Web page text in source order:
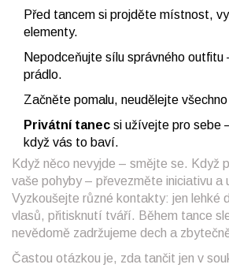
Před tancem si projděte místnost,
elementy.
Nepodceňujte sílu správného outfitu
prádlo.
Začněte pomalu, neudělejte
Privátní tanec si užívejte pro sebe
když vás to baví.
Když něco nevyjde – smějte se. Když
vaše pohyby – převezměte iniciativu a
Vyzkoušejte různé kontakty: jen lehké
vlasů, přitisknutí tváří. Během tance
nevědomě zadržujeme dech a
Častou otázkou je, zda tančit jen v